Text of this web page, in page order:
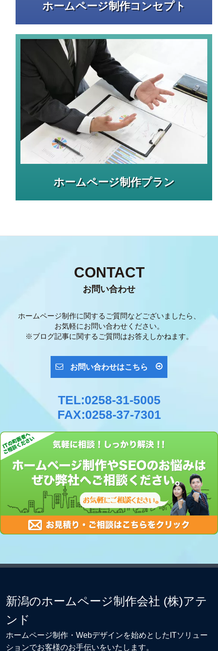
ホームページ制作コンセプト
ホームページ制作プラン
CONTACT
お問い合わせ
ホームページ制作に関するご質問などございましたら、
お気軽にお問い合わせください。
※ブログ記事に関するご質問はお答えしかねます。
お問い合わせはこちら
TEL:0258-31-5005
FAX:0258-37-7301
新潟のホームページ制作会社 (株)アテ
ンド
ホームページ制作・Webデザインを始めとしたITソリュー
ションでお客様のお手伝いをいたします。